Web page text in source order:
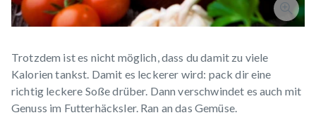
Trotzdem ist es nicht möglich, dass du damit zu viele
Kalorien tankst. Damit es leckerer wird: pack dir eine
richtig leckere Soße drüber. Dann verschwindet es auch mit
Genuss im Futterhäcksler. Ran an das Gemüse.